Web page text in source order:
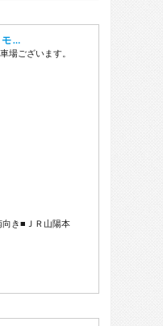
モ …
場ございます。
き■ＪＲ山陽本